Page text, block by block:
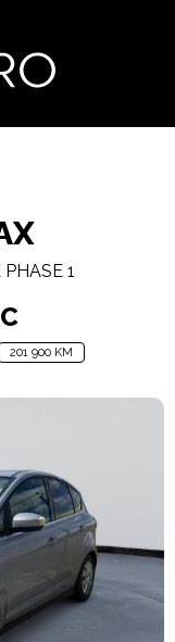
1
201 900 KM